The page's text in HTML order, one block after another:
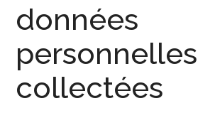
données
personnelles
collectées